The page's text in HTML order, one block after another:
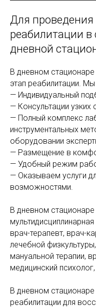
Для
реабилитации в
дневной
В дневном
этап реабилитации.
— Индивидуальный
— Консультации узких
— Полный комплекс
инструментальных
оборудовании
— Размещение в
— Удобный режим
— Оказываем услуги
возможностями.
В дневном
врач-терапевт, врач-
лечебной
мануальной терапии,
медицинский психолог,
В дневном
реабилитации для